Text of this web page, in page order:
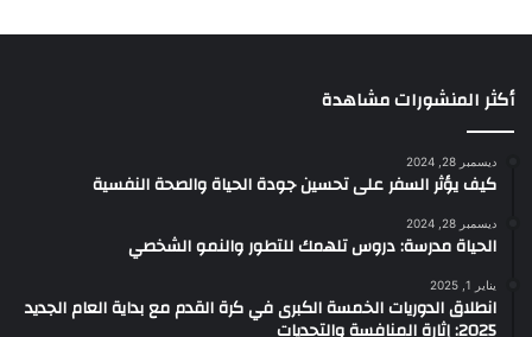
أكثر المنشورات مشاهدة
ديسمبر 28, 2024
كيف يؤثر السفر على تحسين جودة الحياة والصحة النفسية
ديسمبر 28, 2024
الحياة مدرسة: دروس تلهمك للتطور والنمو الشخصي
يناير 1, 2025
انطلاق الدوريات الخمسة الكبرى في كرة القدم مع بداية العام الجديد